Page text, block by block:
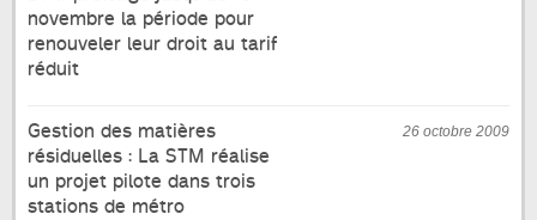
novembre la période pour
renouveler leur droit au tarif
réduit
26 octobre 2009
Gestion des matières
résiduelles : La STM réalise
un projet pilote dans trois
stations de métro